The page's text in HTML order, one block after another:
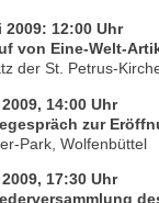
2009: 12:00 Uhr
von Eine-Welt-
der St. Petrus-
14:00 Uhr
zur
Park, Wolfenbüttel
17:30 Uhr